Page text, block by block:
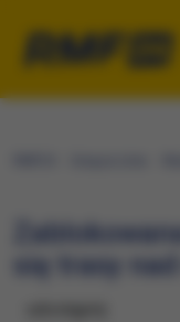
się trasy